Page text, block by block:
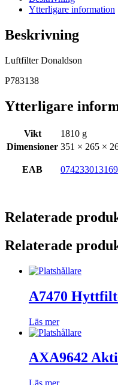
Ytterligare information
Beskrivning
Luftfilter Donaldson
P783138
Ytterligare
Vikt
1810 g
Dimensioner 351 × 265 ×
EAB
Relaterade
Relaterade
A7470
Läs mer
AXA9642